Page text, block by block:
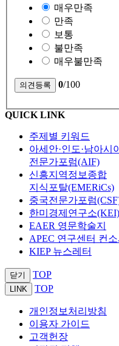
매우만족
만족
보통
불만족
매우불만족
0/100
QUICK LINK
주제별 키워드
아세안·인도·남아시
전문가포럼(AIF)
신흥지역정보종합
지식포탈(EMERiCs)
중국전문가포럼
한미경제연구소(KEI)
EAER 영문학술지
APEC 연구센터 컨
KIEP 뉴스레터
닫기 TOP
LINK TOP
개인정보처리방침
이용자 가이드
고객헌장